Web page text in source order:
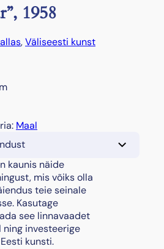
1958
, Väliseesti kunst
Maal
kaunis näide
mis võiks olla
teie seinale
Kasutage
see linnavaadet
ning investeerige
kunsti.